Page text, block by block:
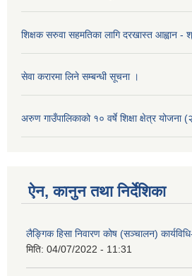
शिक्षक सरुवा सहमतिका लागि दरखास्त आह्वान -
सेवा करारमा लिने सम्बन्धी सूचना ।
अरुण गाउँपालिकाको १० वर्षे शिक्षा क्षेत्र
ऐन, कानुन तथा निर्देशिका
लैङ्गिक हिसा निवारण कोष (सञ्चालन)
मिति: 04/07/2022 - 11:31